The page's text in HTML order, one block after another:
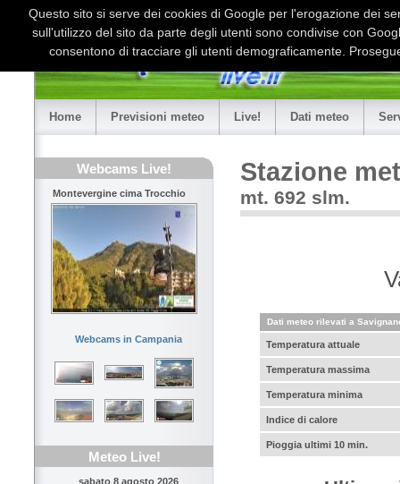
Home Previsioni meteo Live! Dati meteo
Webcams Live!
Montevergine cima Trocchio
Webcams in Campania
Meteo Live!
sabato 8 agosto 2026
Stazione
mt. 692 slm.
Dati meteo rilevati a
Temperatura attuale
Temperatura massima
Temperatura minima
Indice di calore
Pioggia ultimi 10 min.
Questo sito si serve dei cookies di Google per l'erogazione dei
sull'utilizzo del sito da parte degli utenti sono condivise con
consentono di tracciare gli utenti demograficamente.